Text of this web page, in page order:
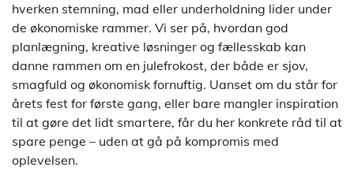
hverken stemning, mad eller underholdning lider under
de økonomiske rammer. Vi ser på, hvordan god
planlægning, kreative løsninger og fællesskab kan
danne rammen om en julefrokost, der både er sjov,
smagfuld og økonomisk fornuftig. Uanset om du står for
årets fest for første gang, eller bare mangler inspiration
til at gøre det lidt smartere, får du her konkrete råd til at
spare penge – uden at gå på kompromis med
oplevelsen.